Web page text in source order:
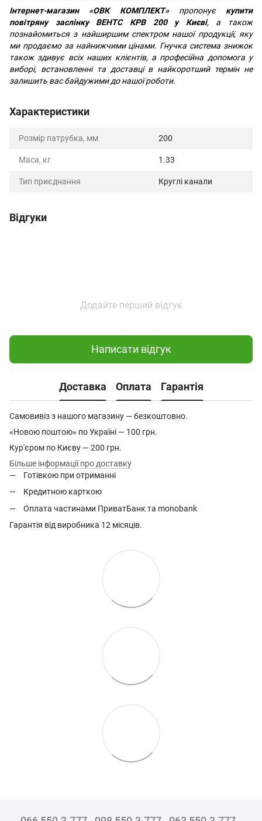
Інтернет-магазин «ОВК КОМПЛЕКТ» пропонує купити
повітряну заслінку ВЕНТС КРВ 200 у Києві, а також
познайомиться з найширшим спектром нашої продукції, яку
ми продаємо за найнижчими цінами. Гнучка система знижок
також здивує всіх наших клієнтів, а професійна допомога у
виборі, встановленні та доставці в найкоротший термін не
залишить вас байдужими до нашої роботи.
Характеристики
Розмір патрубка, мм 200
Маса, кг 1.33
Тип приєднання Круглі канали
Відгуки
Додайте перший відгук
Написати відгук
Доставка Оплата Гарантія
Самовивіз з нашого магазину — безкоштовно.
«Новою поштою» по Україні — 100 грн.
Кур'єром по Києву — 200 грн.
Більше інформації про доставку
Готівкою при отриманні
Кредитною карткою
Оплата частинами ПриватБанк та monobank
Гарантія від виробника 12 місяців.